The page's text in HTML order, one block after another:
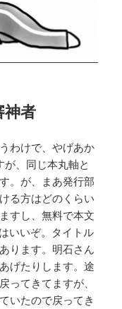
神者
わけで、やげあか
、同じ本丸軸と
。が、まあ発行部
る方はどのくらい
すし、無料で本文
いいぞ。タイトル
ります。明石さん
げたりします。途
ってきてますが、
いたので戻ってき